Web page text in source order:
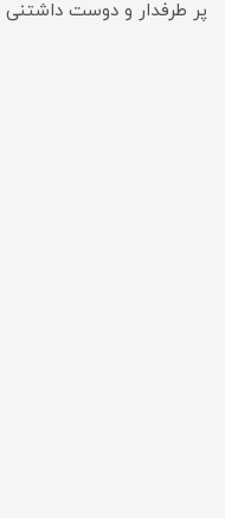
پر طرفدار و دوست